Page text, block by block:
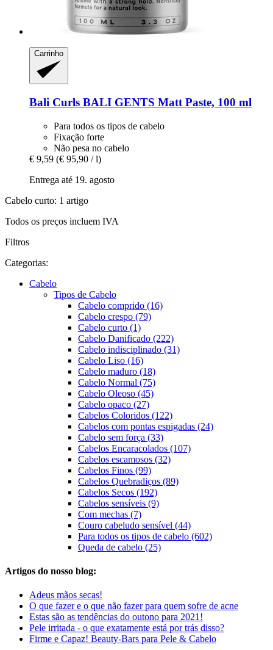
Carrinho
Bali Curls BALI GENTS Matt Paste, 100 ml
Para todos os tipos de cabelo
Fixação forte
Não pesa no cabelo
€ 9,59 (€ 95,90 / l)
Entrega até 19. agosto
Cabelo curto: 1 artigo
Todos os preços incluem IVA
Filtros
Categorias:
Cabelo
Tipos de Cabelo
Cabelo comprido (16)
Cabelo crespo (79)
Cabelo curto (1)
Cabelo Danificado (222)
Cabelo indisciplinado (31)
Cabelo Liso (16)
Cabelo maduro (18)
Cabelo Normal (75)
Cabelo Oleoso (45)
Cabelo opaco (27)
Cabelos Coloridos (122)
Cabelos com pontas espigadas (24)
Cabelo sem força (33)
Cabelos Encaracolados (107)
Cabelos escamosos (32)
Cabelos Finos (99)
Cabelos Quebradiços (89)
Cabelos Secos (192)
Cabelos sensíveis (9)
Com mechas (7)
Couro cabeludo sensível (44)
Para todos os tipos de cabelo (602)
Queda de cabelo (25)
Artigos do nosso blog:
Adeus mãos secas!
O que fazer e o que não fazer para quem sofre de acne
Estas são as tendências do outono para 2021!
Pele irritada - o que exatamente está por trás disso?
Firme e Capaz! Beauty-Bars para Pele & Cabelo